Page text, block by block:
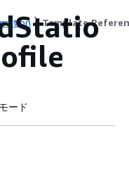
Template
ード